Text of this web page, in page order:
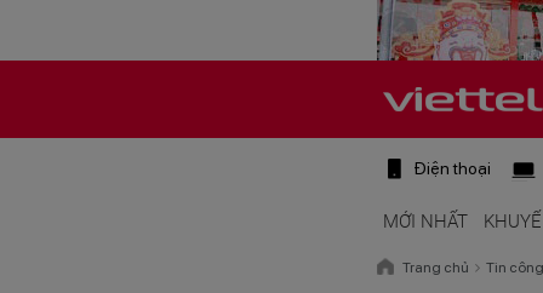
Điện thoại
MỚI NHẤT
Trang chủ Tin